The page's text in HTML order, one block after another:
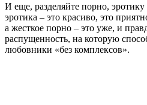
И еще, разделяйте порно,
эротика – это красиво, это
а жесткое порно – это уже, и
распущенность, на которую
любовники «без комплексов».